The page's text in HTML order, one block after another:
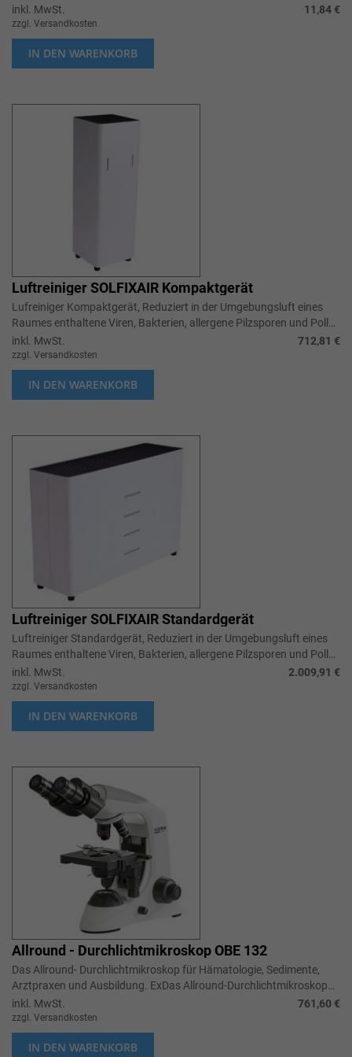
Pflegeeinrichtunge, Mit desodorieren...
inkl. MwSt. 11,84 €
zzgl. Versandkosten
IN DEN WARENKORB
Luftreiniger SOLFIXAIR Kompaktgerät
Lufreiniger Kompaktgerät, Reduziert in der Umgebungsluft eines
Raumes enthaltene Viren, Bakterien, allergene Pilzsporen und Pollen
um bis zu 9...
inkl. MwSt. 712,81 €
zzgl. Versandkosten
IN DEN WARENKORB
Luftreiniger SOLFIXAIR Standardgerät
Luftreiniger Standardgerät, Reduziert in der Umgebungsluft eines
Raumes enthaltene Viren, Bakterien, allergene Pilzsporen und Pollen
um bis zu...
inkl. MwSt. 2.009,91 €
zzgl. Versandkosten
IN DEN WARENKORB
Allround - Durchlichtmikroskop OBE 132
Das Allround- Durchlichtmikroskop für Hämatologie, Sedimente,
Arztpraxen und Ausbildung. ExDas Allround-Durchlichtmikroskop
für Hämatologie, S...
inkl. MwSt. 761,60 €
zzgl. Versandkosten
IN DEN WARENKORB